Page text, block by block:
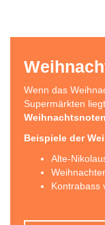
Wenn das
Supermärkten
Weihnachtsnoten
Beispiele der
Alte-
Kontrabass